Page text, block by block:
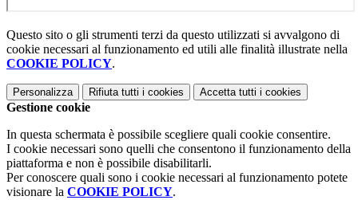
Questo sito o gli strumenti terzi da questo utilizzati si avvalgono di
cookie necessari al funzionamento ed utili alle finalità illustrate nella
COOKIE POLICY.
Personalizza Rifiuta tutti i cookies Accetta tutti i cookies
Gestione cookie
In questa schermata è possibile scegliere quali cookie consentire.
I cookie necessari sono quelli che consentono il funzionamento della
piattaforma e non è possibile disabilitarli.
Per conoscere quali sono i cookie necessari al funzionamento potete
visionare la COOKIE POLICY.